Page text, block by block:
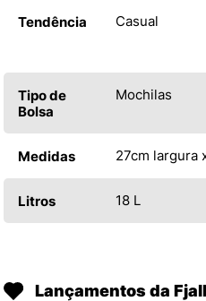
Tendência Casual
Tipo de
Bolsa
Mochilas
Medidas 27cm largura
Litros 18 L
Lançamentos da